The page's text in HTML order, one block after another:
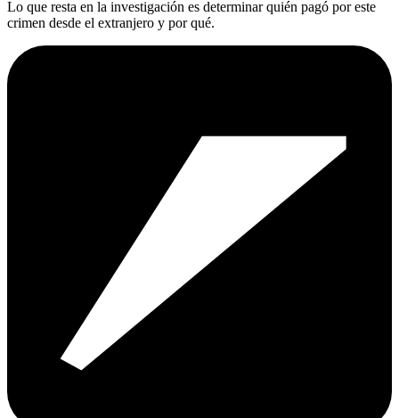
Lo que resta en la investigación es determinar quién pagó por este
crimen desde el extranjero y por qué.